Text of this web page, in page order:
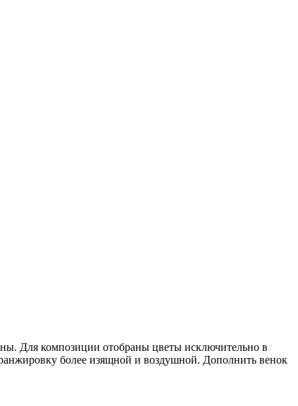
Для композиции отобраны цветы исключительно в
более изящной и воздушной. Дополнить венок